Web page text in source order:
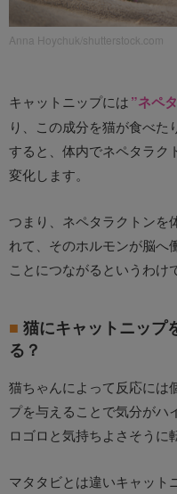
Anna Hoychuk/shutterstock.com
キャットニップには”ネペ
り、この成分を猫が食べた
すると、体内でネペタラク
変化します。
つまり、ネペタラクトンを
れて、そのホルモンが脳へ
ことにつながるというわけ
猫にキャットニップ
る？
猫ちゃんによって反応には
プを与えることで気分がハ
ロゴロと気持ちよさそうに
マタタビとは違いキャット